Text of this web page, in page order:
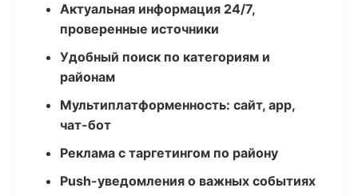
Актуальная информация 24/7,
проверенные источники
Удобный поиск по категориям и
районам
Мультиплатформенность: сайт, app,
чат-бот
Реклама с таргетингом по району
Push-уведомления о важных событиях